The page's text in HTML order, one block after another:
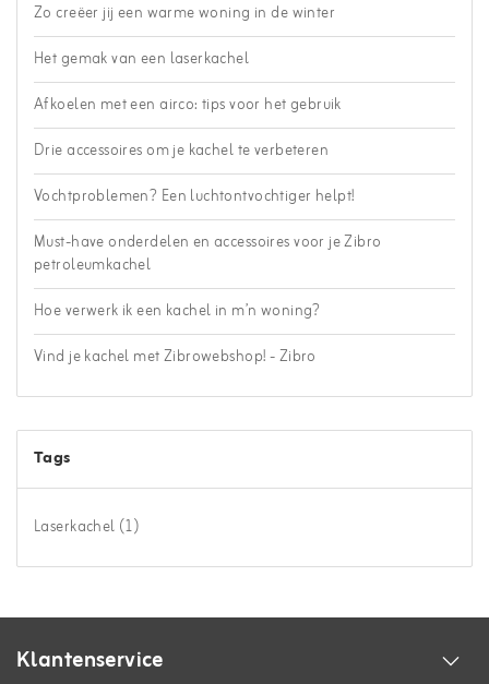
Zo creëer jij een warme woning in de winter
Het gemak van een laserkachel
Afkoelen met een airco: tips voor het gebruik
Drie accessoires om je kachel te verbeteren
Vochtproblemen? Een luchtontvochtiger helpt!
Must-have onderdelen en accessoires voor je Zibro
petroleumkachel
Hoe verwerk ik een kachel in m’n woning?
Vind je kachel met Zibrowebshop! - Zibro
Tags
Laserkachel (1)
Klantenservice